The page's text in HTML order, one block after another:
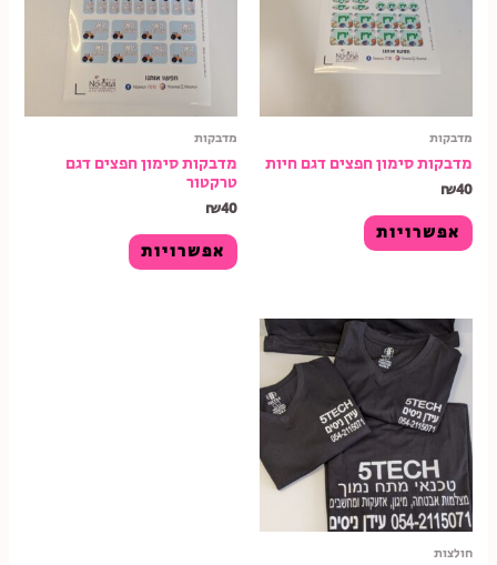
מדבקות
מדבקות סימון חפצים דגם חיות
₪40
אפשרויות
מדבקות
מדבקות סימון חפצים דגם
טרקטור
₪40
אפשרויות
חולצות